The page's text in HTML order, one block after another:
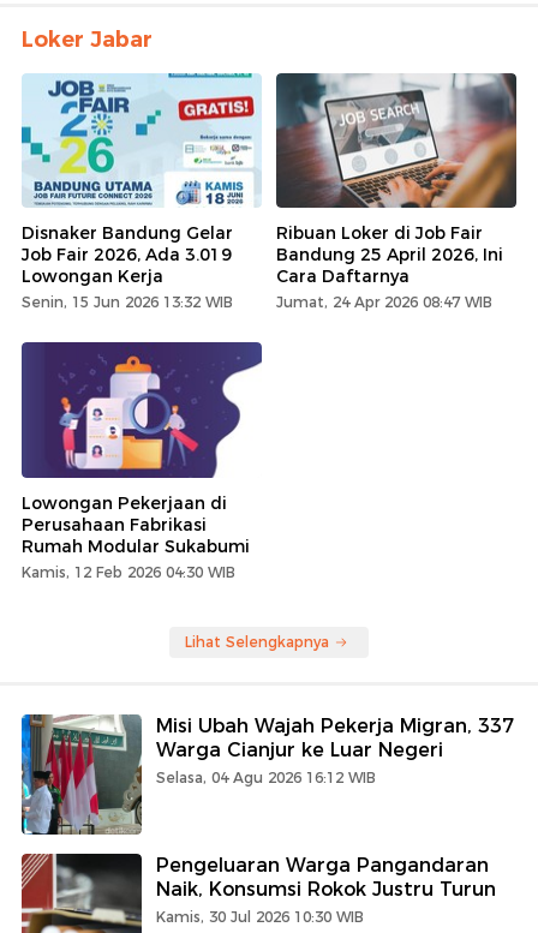
Loker Jabar
Disnaker Bandung Gelar
Job Fair 2026, Ada 3.019
Lowongan Kerja
Senin, 15 Jun 2026 13:32 WIB
Ribuan Loker di Job Fair
Bandung 25 April 2026, Ini
Cara Daftarnya
Jumat, 24 Apr 2026 08:47 WIB
Lowongan Pekerjaan di
Perusahaan Fabrikasi
Rumah Modular Sukabumi
Kamis, 12 Feb 2026 04:30 WIB
Lihat Selengkapnya
Misi Ubah Wajah Pekerja Migran, 337
Warga Cianjur ke Luar Negeri
Selasa, 04 Agu 2026 16:12 WIB
Pengeluaran Warga Pangandaran
Naik, Konsumsi Rokok Justru Turun
Kamis, 30 Jul 2026 10:30 WIB